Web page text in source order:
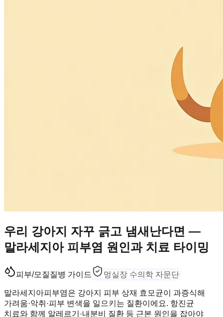
우리 강아지 자꾸 긁고 냄새난다면 —
말라세지아 피부염 원인과 치료 타이밍
피부/모질질병 가이드 멍실장 수의학 자문단
말라세지아피부염은 강아지 피부 상재 효모균이 과증식해
가려움·악취·피부 변색을 일으키는 질환이에요. 항진균
치료와 함께 알레르기·내분비 질환 등 근본 원인을 잡아야